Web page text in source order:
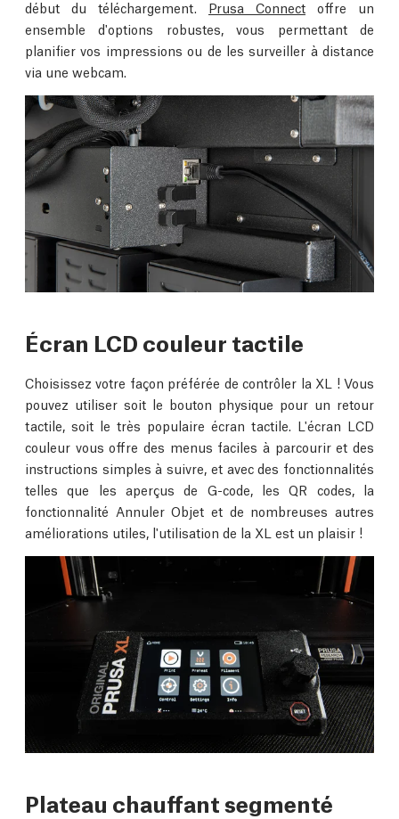
début du téléchargement. Prusa Connect offre un
ensemble d'options robustes, vous permettant de
planifier vos impressions ou de les surveiller à distance
via une webcam.
Écran LCD couleur tactile
Choisissez votre façon préférée de contrôler la XL ! Vous
pouvez utiliser soit le bouton physique pour un retour
tactile, soit le très populaire écran tactile. L'écran LCD
couleur vous offre des menus faciles à parcourir et des
instructions simples à suivre, et avec des fonctionnalités
telles que les aperçus de G-code, les QR codes, la
fonctionnalité Annuler Objet et de nombreuses autres
améliorations utiles, l'utilisation de la XL est un plaisir !
Plateau chauffant segmenté